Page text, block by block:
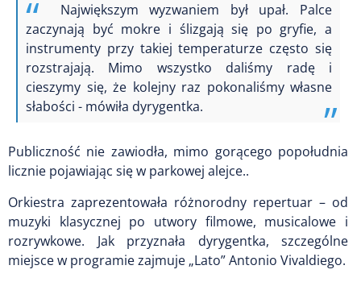
Największym wyzwaniem był upał. Palce
zaczynają być mokre i ślizgają się po gryfie, a
instrumenty przy takiej temperaturze często się
rozstrajają. Mimo wszystko daliśmy radę i
cieszymy się, że kolejny raz pokonaliśmy własne
słabości - mówiła dyrygentka.
Publiczność nie zawiodła, mimo gorącego popołudnia
licznie pojawiając się w parkowej alejce..
Orkiestra zaprezentowała różnorodny repertuar – od
muzyki klasycznej po utwory filmowe, musicalowe i
rozrywkowe. Jak przyznała dyrygentka, szczególne
miejsce w programie zajmuje „Lato” Antonio Vivaldiego.